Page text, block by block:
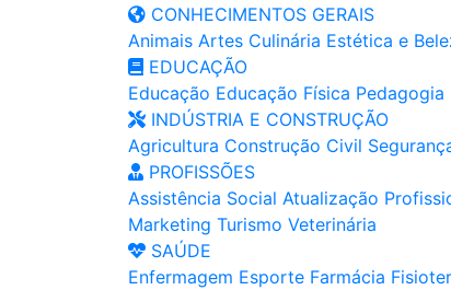
CONHECIMENTOS GERAIS
Animais Artes Culinária Estética e
EDUCAÇÃO
Educação Educação Física Pedagogia
INDÚSTRIA E CONSTRUÇÃO
Agricultura Construção Civil
PROFISSÕES
Assistência Social Atualização
Marketing Turismo Veterinária
SAÚDE
Enfermagem Esporte Farmácia